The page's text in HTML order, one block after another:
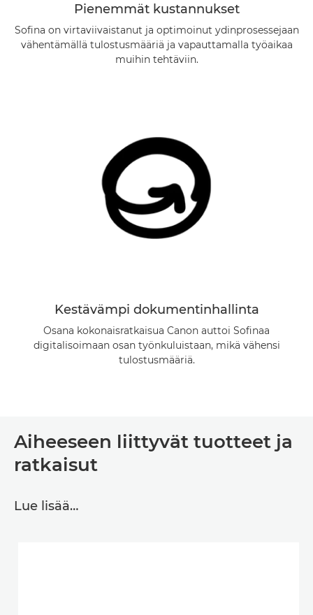
Pienemmät kustannukset
Sofina on virtaviivaistanut ja optimoinut ydinprosessejaan
vähentämällä tulostusmääriä ja vapauttamalla työaikaa
muihin tehtäviin.
Kestävämpi dokumentinhallinta
Osana kokonaisratkaisua Canon auttoi Sofinaa
digitalisoimaan osan työnkuluistaan, mikä vähensi
tulostusmääriä.
Aiheeseen liittyvät tuotteet ja
ratkaisut
Lue lisää…